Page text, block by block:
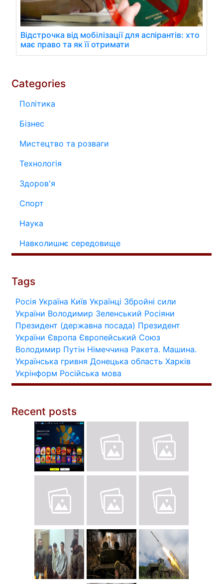
Відстрочка від мобілізації для аспірантів: хто
має право та як її отримати
Categories
Політика
Бізнес
Мистецтво та розваги
Технологія
Здоров'я
Спорт
Наука
Навколишнє середовище
Tags
Росія Україна Київ Українці Збройні сили
України Володимир Зеленський Росіяни
Президент (державна посада) Президент
України Європа Європейський Союз
Володимир Путін Німеччина Ракета. Машина.
Українська гривня Донецька область Харків
Укрінформ Російська мова
Recent posts